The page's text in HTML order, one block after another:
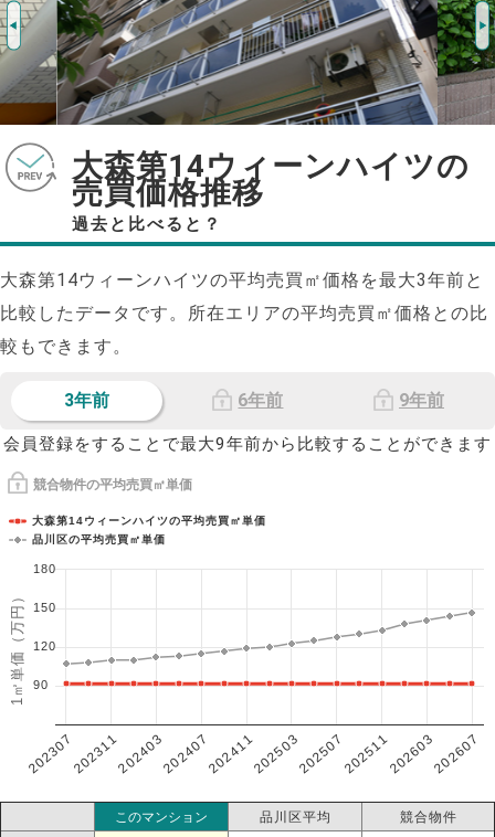
大森第14ウィーンハイツの
売買価格推移
過去と比べると？
大森第14ウィーンハイツの平均売買㎡価格を最大3年前と
比較したデータです。所在エリアの平均売買㎡価格との比
較もできます。
3年前 6年前 9年前
会員登録をすることで最大9年前から比較することができます
競合物件の平均売買㎡単価
1㎡単価（万円）
大森第14ウィーンハイツの平均売買㎡単価
品川区の平均売買㎡単価
202307202311202403202407202411202503202507202511202603202607
90
120
150
180
このマンション 品川区平均 競合物件